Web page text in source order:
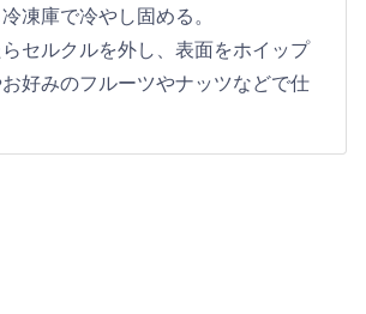
凍庫で冷やし固める。
らセルクルを外し、表面をホイップ
好みのフルーツやナッツなどで仕